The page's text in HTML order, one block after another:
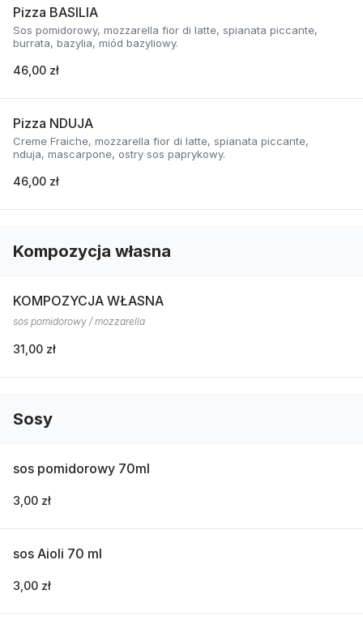
Pizza BASILIA
Sos pomidorowy, mozzarella fior di latte, spianata piccante,
burrata, bazylia, miód bazyliowy.
46,00 zł
Pizza NDUJA
Creme Fraiche, mozzarella fior di latte, spianata piccante,
nduja, mascarpone, ostry sos paprykowy.
46,00 zł
Kompozycja własna
KOMPOZYCJA WŁASNA
sos pomidorowy / mozzarella
31,00 zł
Sosy
sos pomidorowy 70ml
3,00 zł
sos Aioli 70 ml
3,00 zł